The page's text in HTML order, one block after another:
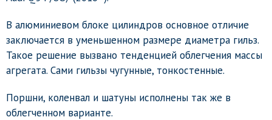
В алюминиевом блоке цилиндров основное отличие
заключается в уменьшенном размере диаметра гильз.
Такое решение вызвано тенденцией облегчения массы
агрегата. Сами гильзы чугунные, тонкостенные.
Поршни, коленвал и шатуны исполнены так же в
облегченном варианте.